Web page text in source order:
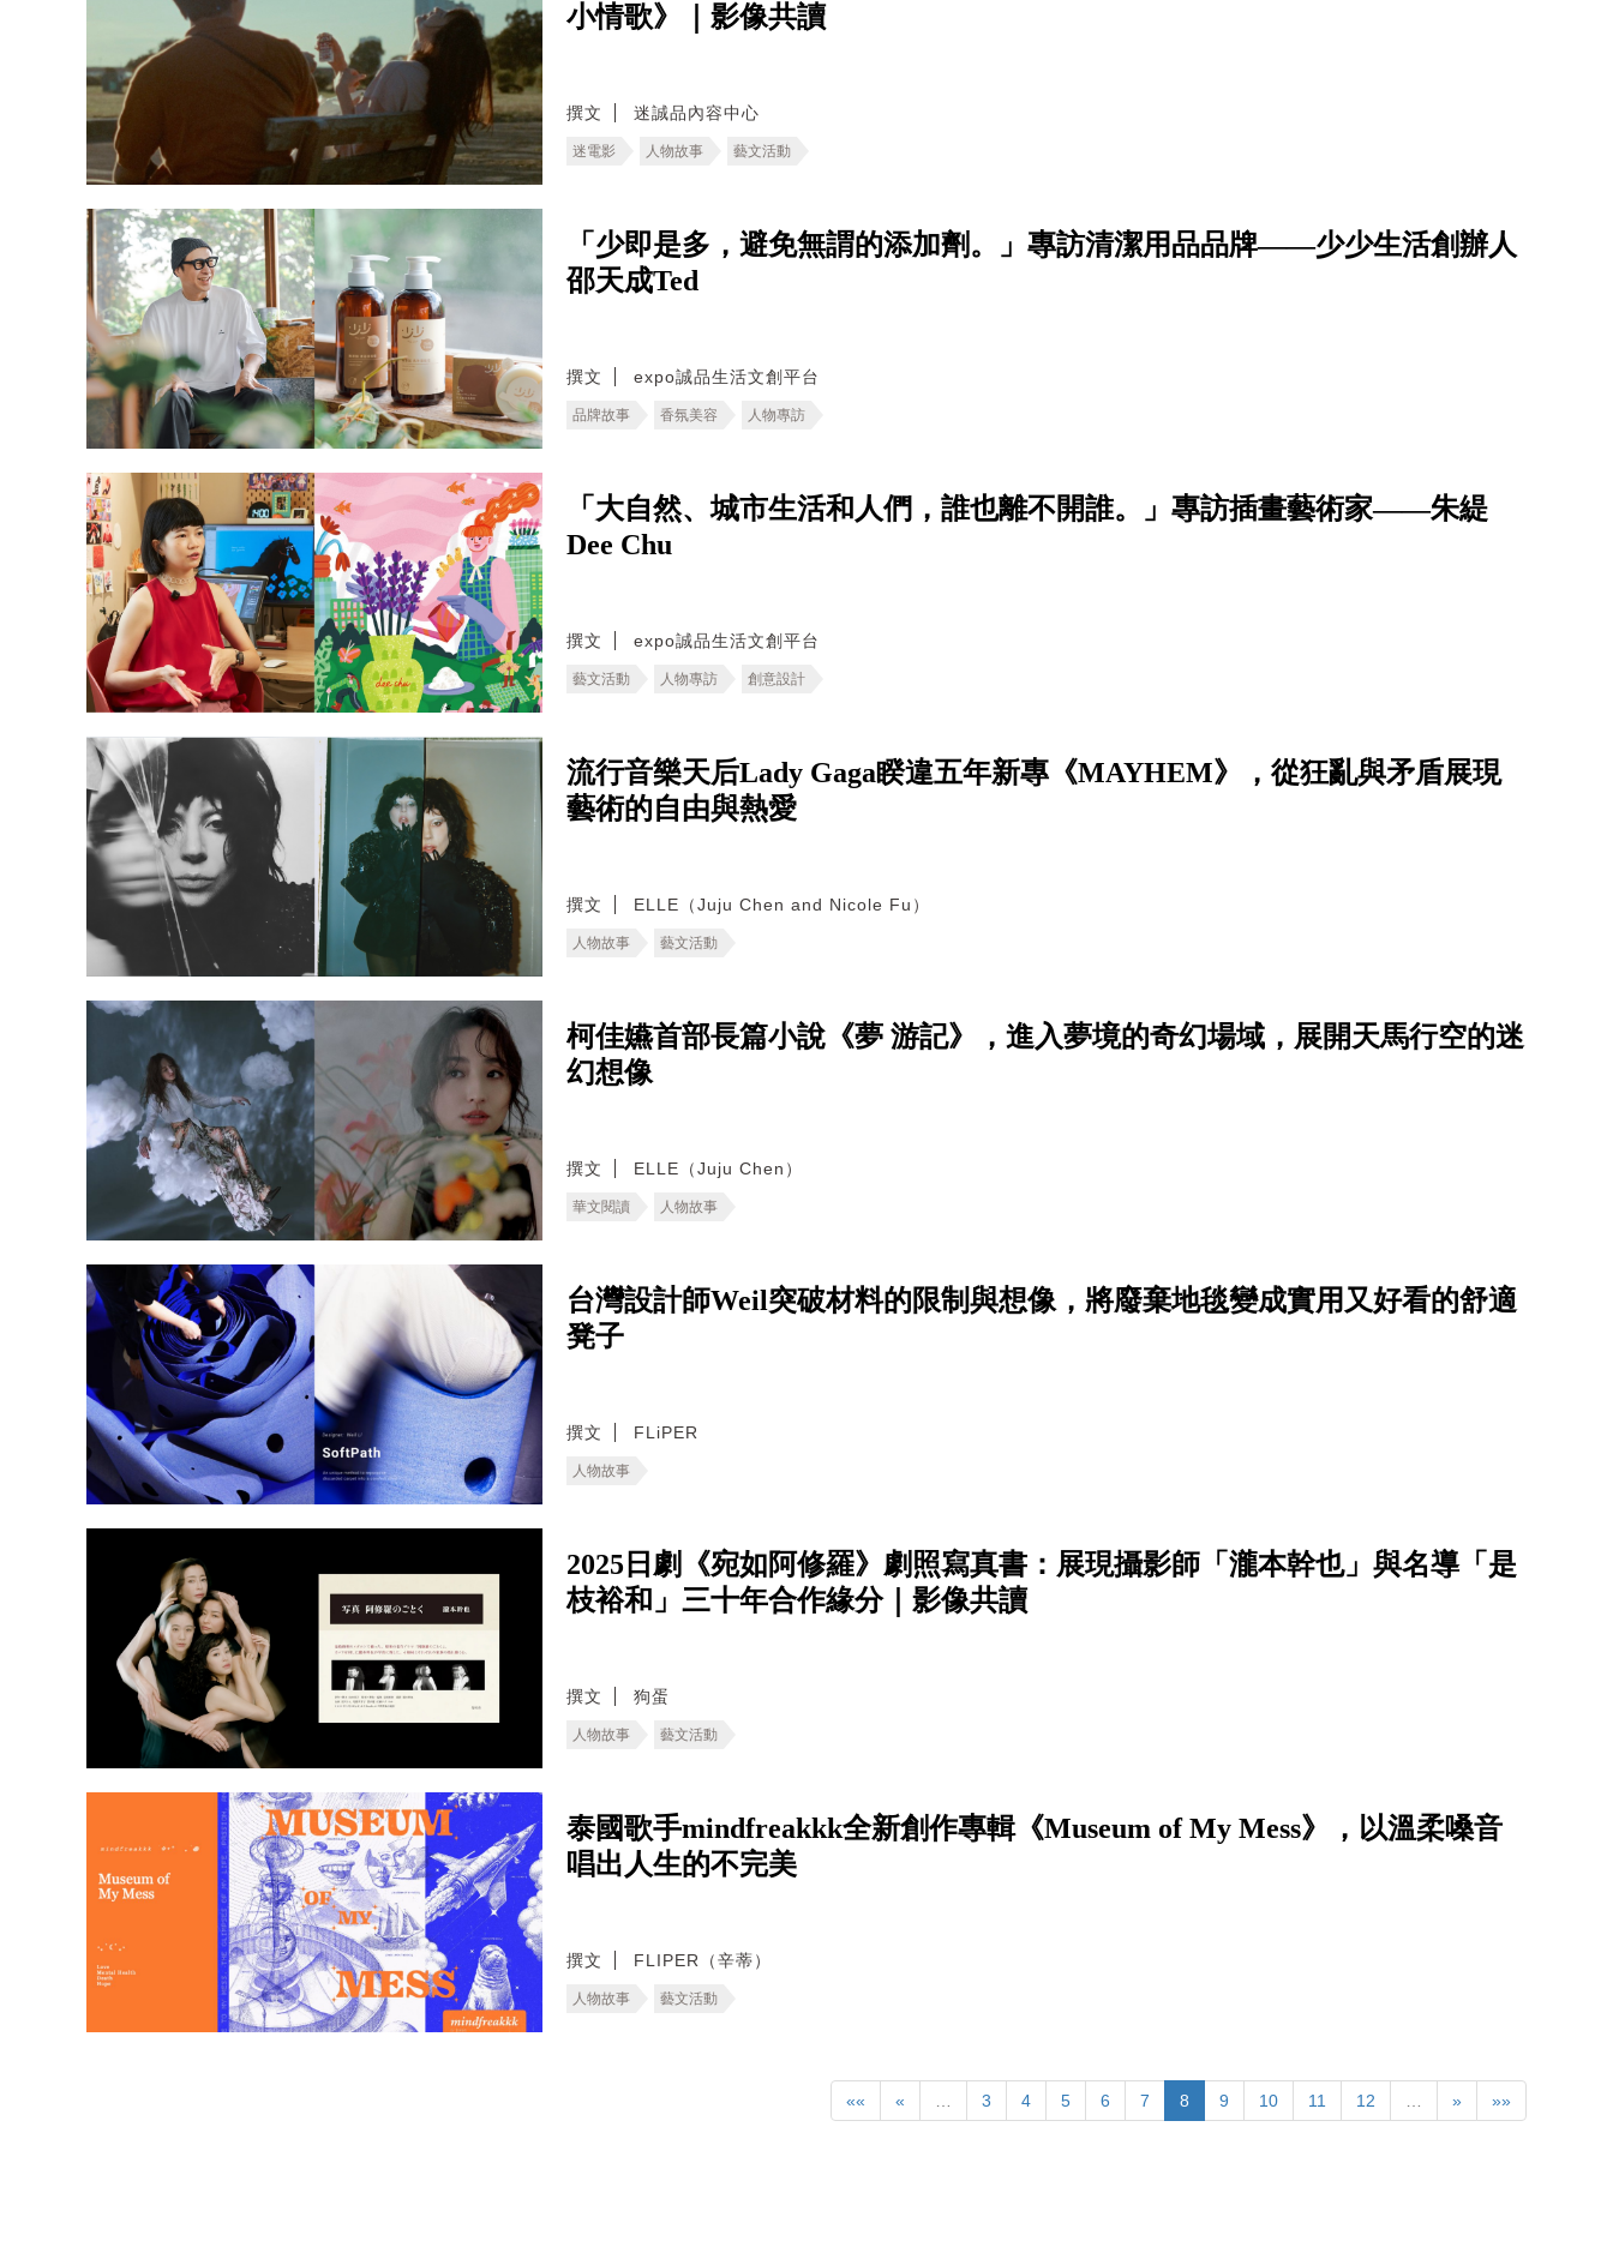
小情歌》｜影像共讀
撰文 迷誠品內容中心
迷電影 人物故事 藝文活動
「少即是多，避免無謂的添加劑。」專訪清潔用品品牌——少少生活創辦人
邵天成Ted
撰文 expo誠品生活文創平台
品牌故事 香氛美容 人物專訪
「大自然、城市生活和人們，誰也離不開誰。」專訪插畫藝術家——朱緹
Dee Chu
撰文 expo誠品生活文創平台
藝文活動 人物專訪 創意設計
流行音樂天后Lady Gaga睽違五年新專《MAYHEM》，從狂亂與矛盾展現
藝術的自由與熱愛
撰文 ELLE（Juju Chen and Nicole Fu）
人物故事 藝文活動
柯佳嬿首部長篇小說《夢 游記》，進入夢境的奇幻場域，展開天馬行空的迷
幻想像
撰文 ELLE（Juju Chen）
華文閱讀 人物故事
台灣設計師Weil突破材料的限制與想像，將廢棄地毯變成實用又好看的舒適
凳子
撰文 FLiPER
人物故事
2025日劇《宛如阿修羅》劇照寫真書：展現攝影師「瀧本幹也」與名導「是
枝裕和」三十年合作緣分｜影像共讀
撰文 狗蛋
人物故事 藝文活動
泰國歌手mindfreakkk全新創作專輯《Museum of My Mess》，以溫柔嗓音
唱出人生的不完美
撰文 FLIPER（辛蒂）
人物故事 藝文活動
«« « … 3 4 5 6 7 8 9 10 11 12 … » »»